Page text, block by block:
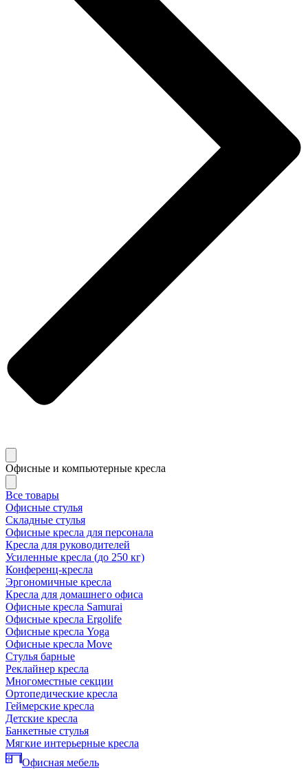
Офисные и компьютерные кресла
Все товары
Офисные стулья
Складные стулья
Офисные кресла для персонала
Кресла для руководителей
Усиленные кресла (до 250 кг)
Конференц-кресла
Эргономичные кресла
Кресла для домашнего офиса
Офисные кресла Samurai
Офисные кресла Ergolife
Офисные кресла Yoga
Офисные кресла Move
Стулья барные
Реклайнер кресла
Многоместные секции
Ортопедические кресла
Геймерские кресла
Детские кресла
Банкетные стулья
Мягкие интерьерные кресла
Офисная мебель